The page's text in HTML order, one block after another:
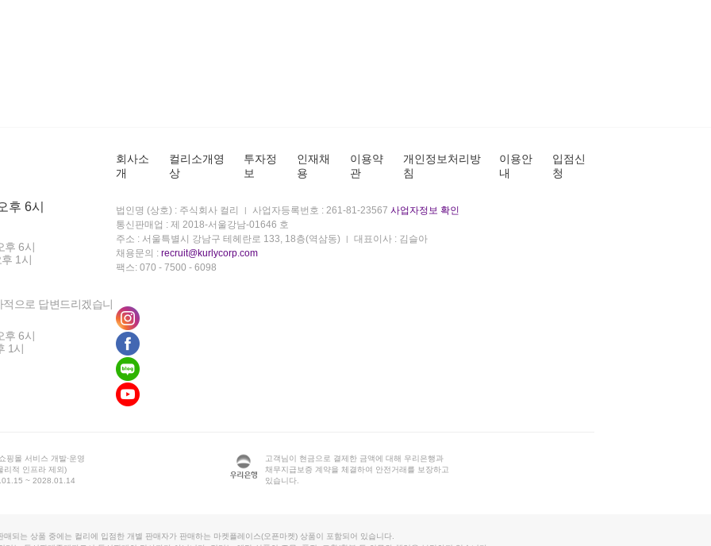
후 6시
후 6시
1시
으로 답변드리겠습니
후 6시
1시
회사소
개
컬리소개영
상
투자정
보
인재채
용
이용약
관
개인정보처리방
침
이용안
내
입점신
청
법인명 (상호) : 주식회사 컬리 사업자등록번호 : 261-81-23567 사업자정보 확인
통신판매업 : 제 2018-서울강남-01646 호
주소 : 서울특별시 강남구 테헤란로 133, 18층(역삼동)
대표이사 : 김슬아
채용문의 : recruit@kurlycorp.com
팩스: 070 - 7500 - 6098
핑몰 서비스 개발·운영
리적 인프라 제외)
~ 2028.01.14
고객님이 현금으로 결제한 금액에 대해 우리은행과
채무지급보증 계약을 체결하여 안전거래를 보장하고
있습니다.
매되는 상품 중에는 컬리에 입점한 개별 판매자가 판매하는 마켓플레이스(오픈마켓) 상품이 포함되어 있습니다.